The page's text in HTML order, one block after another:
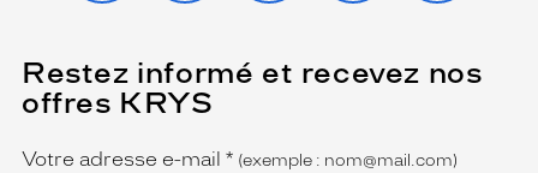
Restez informé et recevez nos
offres KRYS
Name
Votre adresse e-mail *
(Ce
champ
est
(exemple : nom@mail.com)